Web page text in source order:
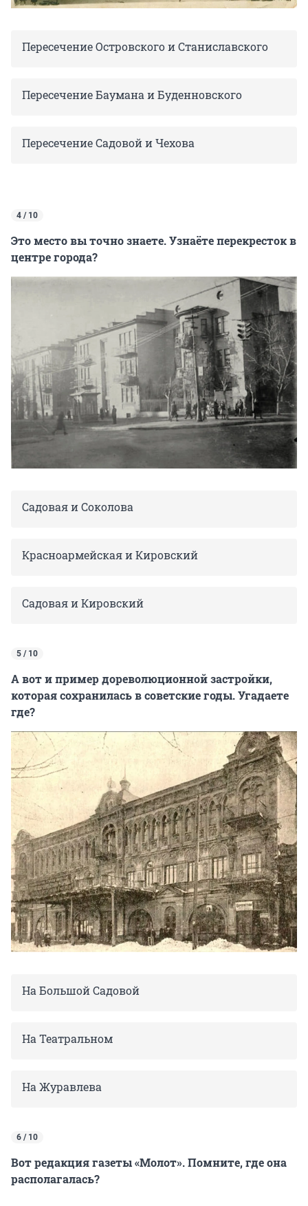
Пересечение Островского и Станиславского
Пересечение Баумана и Буденновского
Пересечение Садовой и Чехова
4 / 10
Это место вы точно знаете. Узнаёте перекресток в
центре города?
Садовая и Соколова
Красноармейская и Кировский
Садовая и Кировский
5 / 10
А вот и пример дореволюционной застройки,
которая сохранилась в советские годы. Угадаете
где?
На Большой Садовой
На Театральном
На Журавлева
6 / 10
Вот редакция газеты «Молот». Помните, где она
располагалась?